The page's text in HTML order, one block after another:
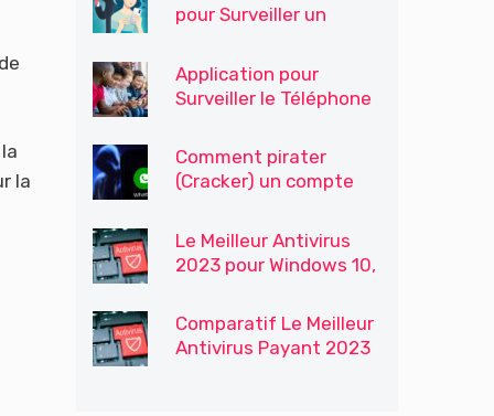
la
pour Surveiller un
Application pour
Surveiller le Téléphone
Enfants
Comment pirater
(Cracker) un compte
Le Meilleur Antivirus
2023 pour Windows 10,
Comparatif Le Meilleur
Antivirus Payant 2023